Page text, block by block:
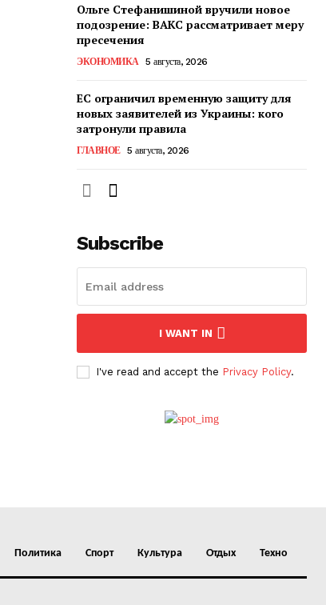
Ольге Стефанишиной вручили новое
подозрение: ВАКС рассматривает меру
пресечения
ЭКОНОМИКА 5 августа, 2026
ЕС ограничил временную защиту для
новых заявителей из Украины: кого
затронули правила
ГЛАВНОЕ 5 августа, 2026
Subscribe
I WANT IN
I've read and accept the Privacy Policy.
Политика Спорт Культура Отдых Техно